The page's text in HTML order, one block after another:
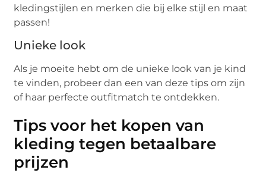
kledingstijlen en merken die bij elke stijl en maat
passen!
Unieke look
Als je moeite hebt om de unieke look van je kind
te vinden, probeer dan een van deze tips om zijn
of haar perfecte outfitmatch te ontdekken.
Tips voor het kopen van
kleding tegen betaalbare
prijzen